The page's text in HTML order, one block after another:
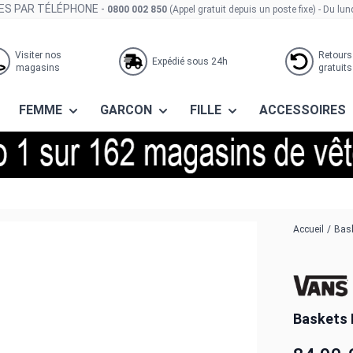
PAR TÉLÉPHONE - 0800 002 850 (Appel gratuit depuis un poste fixe) - Du
Visiter nos
magasins
Expédié sous 24h
Retours
gratuits
FEMME GARCON FILLE ACCESSOIRES
Accueil /
Baskets